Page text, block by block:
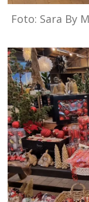
Foto: Sara By